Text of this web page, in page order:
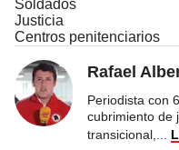
Soldados
Justicia
Centros penitenciarios
Rafael
Periodista con
cubrimiento de
transicional,